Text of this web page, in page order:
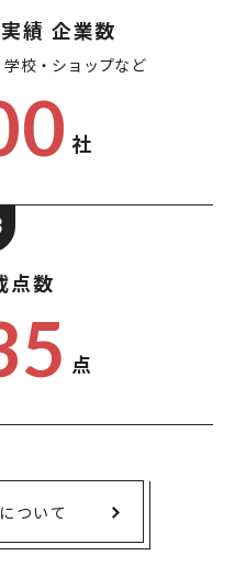
績 企業数
学校・ショップなど
社
点数
点
ついて